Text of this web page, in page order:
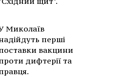
Миколаїв
перші
вакцини
дифтерії та